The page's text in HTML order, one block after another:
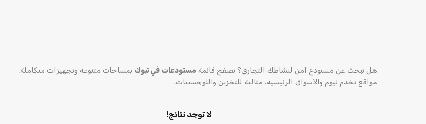
هل تبحث عن مستودع آمن لنشاطك التجاري؟ تصفح قائمة مستودعات في تبوك بمساحات متنوعة وتجهيزات متكاملة.
مواقع تخدم نيوم والأسواق الرئيسية، مثالية للتخزين واللوجستيات.
لا توجد نتائج!